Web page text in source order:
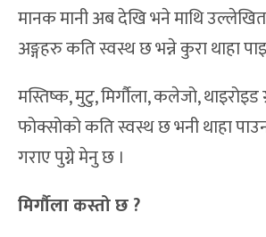
मानक मानी अब देखि भने माथि
अङ्गहरु कति स्वस्थ छ भन्ने कुरा थाहा
मस्तिष्क, मुटु, मिर्गौला, कलेजो, थाइरोइड
फोक्सोको कति स्वस्थ छ भनी थाहा
गराए पुग्ने मेनु छ ।
मिर्गौला कस्तो छ ?